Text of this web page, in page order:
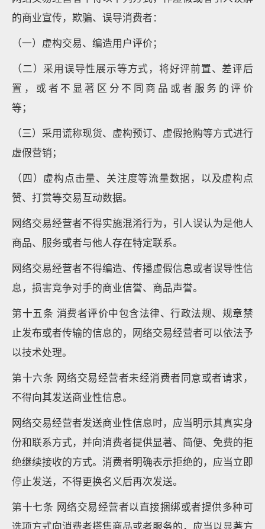
的商业宣传，欺骗、误导消费者：
（一）虚构交易、编造用户评价；
（二）采用误导性展示等方式，将好评前置、差评后
置，或者不显著区分不同商品或者服务的评价
等；
（三）采用谎称现货、虚构预订、虚假抢购等方式进行
虚假营销；
（四）虚构点击量、关注度等流量数据，以及虚构点
赞、打赏等交易互动数据。
网络交易经营者不得实施混淆行为，引人误认为是他人
商品、服务或者与他人存在特定联系。
网络交易经营者不得编造、传播虚假信息或者误导性信
息，损害竞争对手的商业信誉、商品声誉。
第十五条 消费者评价中包含法律、行政法规、规章禁
止发布或者传输的信息的，网络交易经营者可以依法予
以技术处理。
第十六条 网络交易经营者未经消费者同意或者请求，
不得向其发送商业性信息。
网络交易经营者发送商业性信息时，应当明示其真实身
份和联系方式，并向消费者提供显著、简便、免费的拒
绝继续接收的方式。消费者明确表示拒绝的，应当立即
停止发送，不得更换名义后再次发送。
第十七条 网络交易经营者以直接捆绑或者提供多种可
选项方式向消费者搭售商品或者服务的，应当以显著方